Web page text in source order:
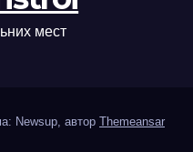
мест
Newsup, автор Themeansar